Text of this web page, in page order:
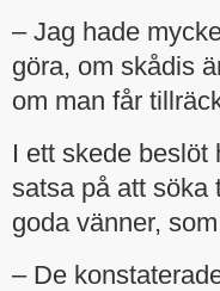
– Jag hade
göra, om skådis
om man får
I ett skede beslöt
satsa på att söka
goda vänner,
– De